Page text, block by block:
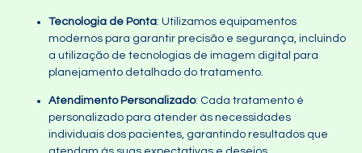
Tecnologia de Ponta: Utilizamos equipamentos
modernos para garantir precisão e segurança, incluindo
a utilização de tecnologias de imagem digital para
planejamento detalhado do tratamento.
Atendimento Personalizado: Cada tratamento é
personalizado para atender às necessidades
individuais dos pacientes, garantindo resultados que